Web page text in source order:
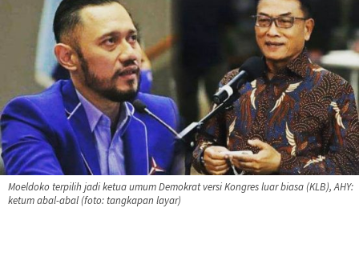
Moeldoko terpilih jadi ketua umum Demokrat versi Kongres luar biasa (KLB), AHY:
ketum abal-abal (foto: tangkapan layar)